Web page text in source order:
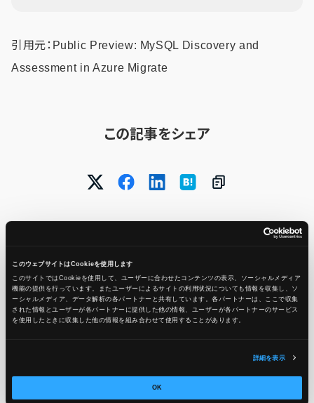
このウェブサイトはCookieを使用します
このサイトではCookieを使用して、ユーザーに合わせたコンテンツの表示、ソーシャルメディア
機能の提供を行っています。またユーザーによるサイトの利用状況についても情報を収集し、ソ
ーシャルメディア、データ解析の各パートナーと共有しています。各パートナーは、ここで収集
された情報とユーザーが各パートナーに提供した他の情報、ユーザーが各パートナーのサービス
を使用したときに収集した他の情報を組み合わせて使用​​することがあります。
詳細を表示
OK
引用元：Public Preview: MySQL Discovery and
Assessment in Azure Migrate
この記事をシェア
Ops Today編集部 もっと読む
を提供する、JIG-SAW株式会社のOps Today編集部です。 サ
監視に役立つ情報をお届けします！